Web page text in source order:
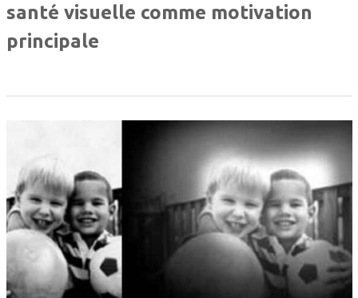
santé visuelle comme motivation
principale